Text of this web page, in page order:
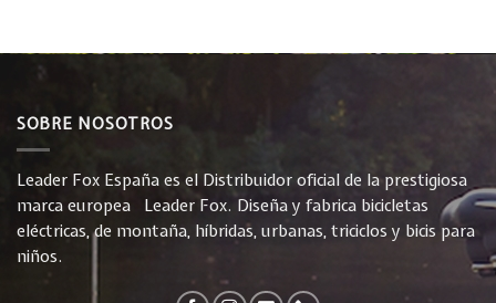
SOBRE NOSOTROS
Leader Fox España es el Distribuidor oficial de la prestigiosa
marca europea Leader Fox. Diseña y fabrica bicicletas
eléctricas, de montaña, híbridas, urbanas, triciclos y bicis para
niños.